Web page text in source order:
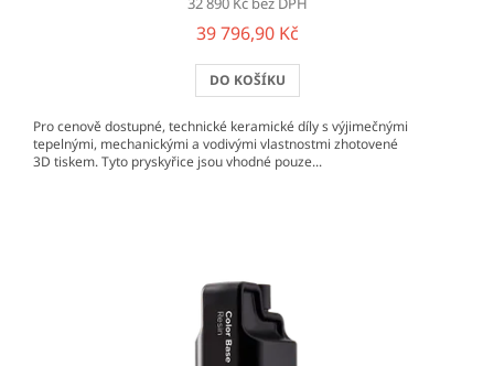
39 796,90 Kč
DO KOŠÍKU
Pro cenově dostupné, technické keramické díly s výjimečnými
tepelnými, mechanickými a vodivými vlastnostmi zhotovené
3D tiskem. Tyto pryskyřice jsou vhodné pouze...